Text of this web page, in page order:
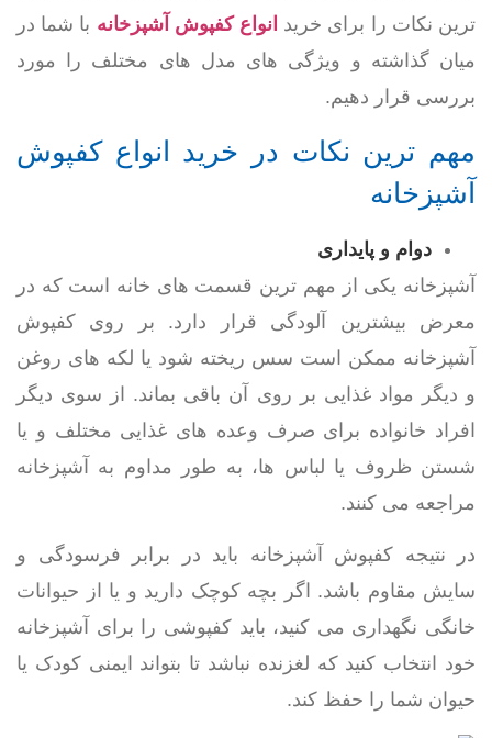
ترین نکات را برای خرید انواع کفپوش آشپزخانه با شما در
میان گذاشته و ویژگی های مدل های مختلف را مورد
بررسی قرار دهیم.
مهم ترین نکات در خرید انواع کفپوش
آشپزخانه
دوام و پایداری
آشپزخانه یکی از مهم ترین قسمت های خانه است که در
معرض بیشترین آلودگی قرار دارد. بر روی کفپوش
آشپزخانه ممکن است سس ریخته شود یا لکه های روغن
و دیگر مواد غذایی بر روی آن باقی بماند. از سوی دیگر
افراد خانواده برای صرف وعده های غذایی مختلف و یا
شستن ظروف یا لباس ها، به طور مداوم به آشپزخانه
مراجعه می کنند.
در نتیجه کفپوش آشپزخانه باید در برابر فرسودگی و
سایش مقاوم باشد. اگر بچه کوچک دارید و یا از حیوانات
خانگی نگهداری می کنید، باید کفپوشی را برای آشپزخانه
خود انتخاب کنید که لغزنده نباشد تا بتواند ایمنی کودک یا
حیوان شما را حفظ کند.